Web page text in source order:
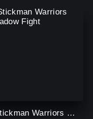
Stickman Warriors Shadow Fight